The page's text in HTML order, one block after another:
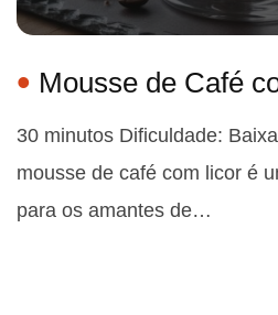
Mousse de Café
30 minutos Dificuldade:
mousse de café com licor é
para os amantes de…